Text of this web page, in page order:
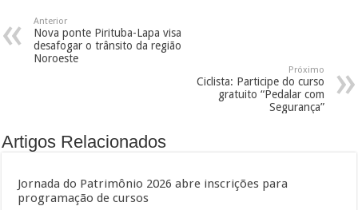
Anterior
Nova ponte Pirituba-Lapa visa
desafogar o trânsito da região
Noroeste
Próximo
Ciclista: Participe do curso
gratuito “Pedalar com
Segurança”
Artigos Relacionados
Jornada do Patrimônio 2026 abre inscrições para
programação de cursos